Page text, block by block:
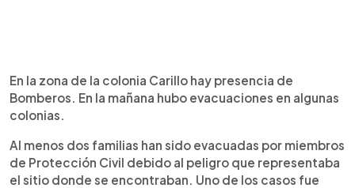
En la zona de la colonia Carillo hay presencia de
Bomberos. En la mañana hubo evacuaciones en algunas
colonias.
Al menos dos familias han sido evacuadas por miembros
de Protección Civil debido al peligro que representaba
el sitio donde se encontraban. Uno de los casos fue